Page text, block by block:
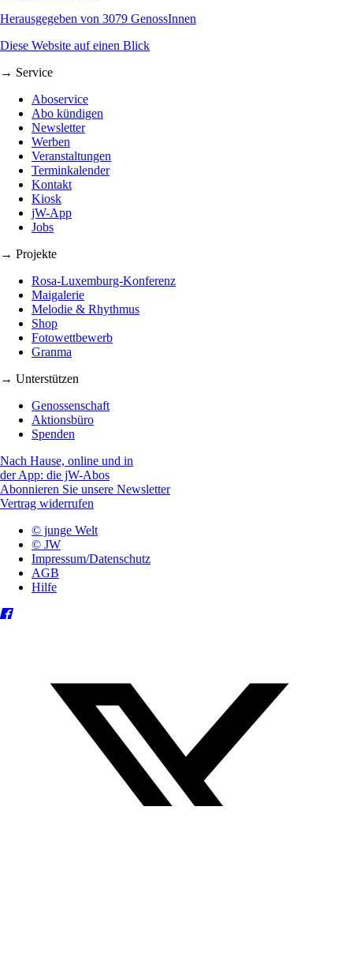
Herausgegeben von 3079 GenossInnen
Diese Website auf einen Blick
→ Service
Aboservice
Abo kündigen
Newsletter
Werben
Veranstaltungen
Terminkalender
Kontakt
Kiosk
jW-App
Jobs
→ Projekte
Rosa-Luxemburg-Konferenz
Maigalerie
Melodie & Rhythmus
Shop
Fotowettbewerb
Granma
→ Unterstützen
Genossenschaft
Aktionsbüro
Spenden
Nach Hause, online und in
der App: die jW-Abos
Abonnieren Sie unsere Newsletter
Vertrag widerrufen
© junge Welt
© JW
Impressum/Datenschutz
AGB
Hilfe